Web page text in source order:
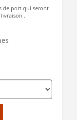
de port qui seront
.